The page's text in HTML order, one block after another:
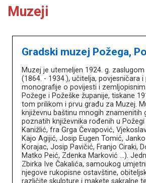
Muzeji
Gradski muzej Požega,
Muzej je utemeljen 1924. g.
(1864. - 1934.), učitelja, povjesničara
monografije o povijesti i
Požege i Požeške županije, tiskane
tom prilikom i prvu građu za Muzej.
književnu baštinu mnogih znamenitih
poznatih književnika rođenih u
Kanižlić, fra Grga Čevapović,
Kajo Agijić, Josip Eugen Tomić,
Korajac, Josip Pavičić, Franjo Ciraki,
Matko Peić, Zdenka Marković …).
Zbirka Ive Čakalića, samoukog
njegove rukopisne ostavštine,
različite skulpture i makete sakralne